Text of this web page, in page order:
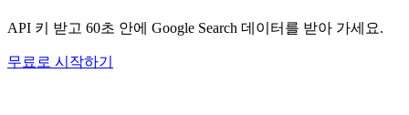
API 키 받고 60초 안에 Google Search 데이터를 받아 가세요.
무료로 시작하기